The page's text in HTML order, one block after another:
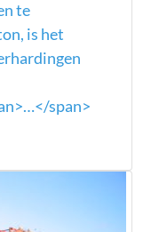
te
is het
span>